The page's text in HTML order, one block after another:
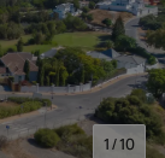
1 / 10